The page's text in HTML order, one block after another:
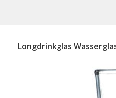
Longdrinkglas